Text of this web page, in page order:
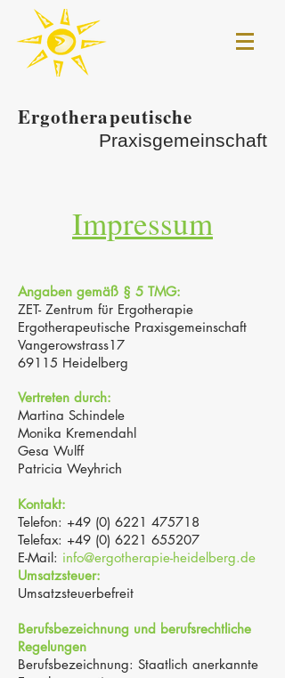
Ergotherapeutische
Praxisgemeinschaft
Impressum
Angaben gemäß § 5 TMG:
ZET- Zentrum für Ergotherapie
Ergotherapeutische Praxisgemeinschaft
Vangerowstrass17
69115 Heidelberg
Vertreten durch:
Martina Schindele
Monika Kremendahl
Gesa Wulff
Patricia Weyhrich
Kontakt:
Telefon: +49 (0) 6221 475718
Telefax: +49 (0) 6221 655207
E-Mail: info@ergotherapie-heidelberg.de
Umsatzsteuer:
Umsatzsteuerbefreit
Berufsbezeichnung und berufsrechtliche
Regelungen
Berufsbezeichnung: Staatlich anerkannte